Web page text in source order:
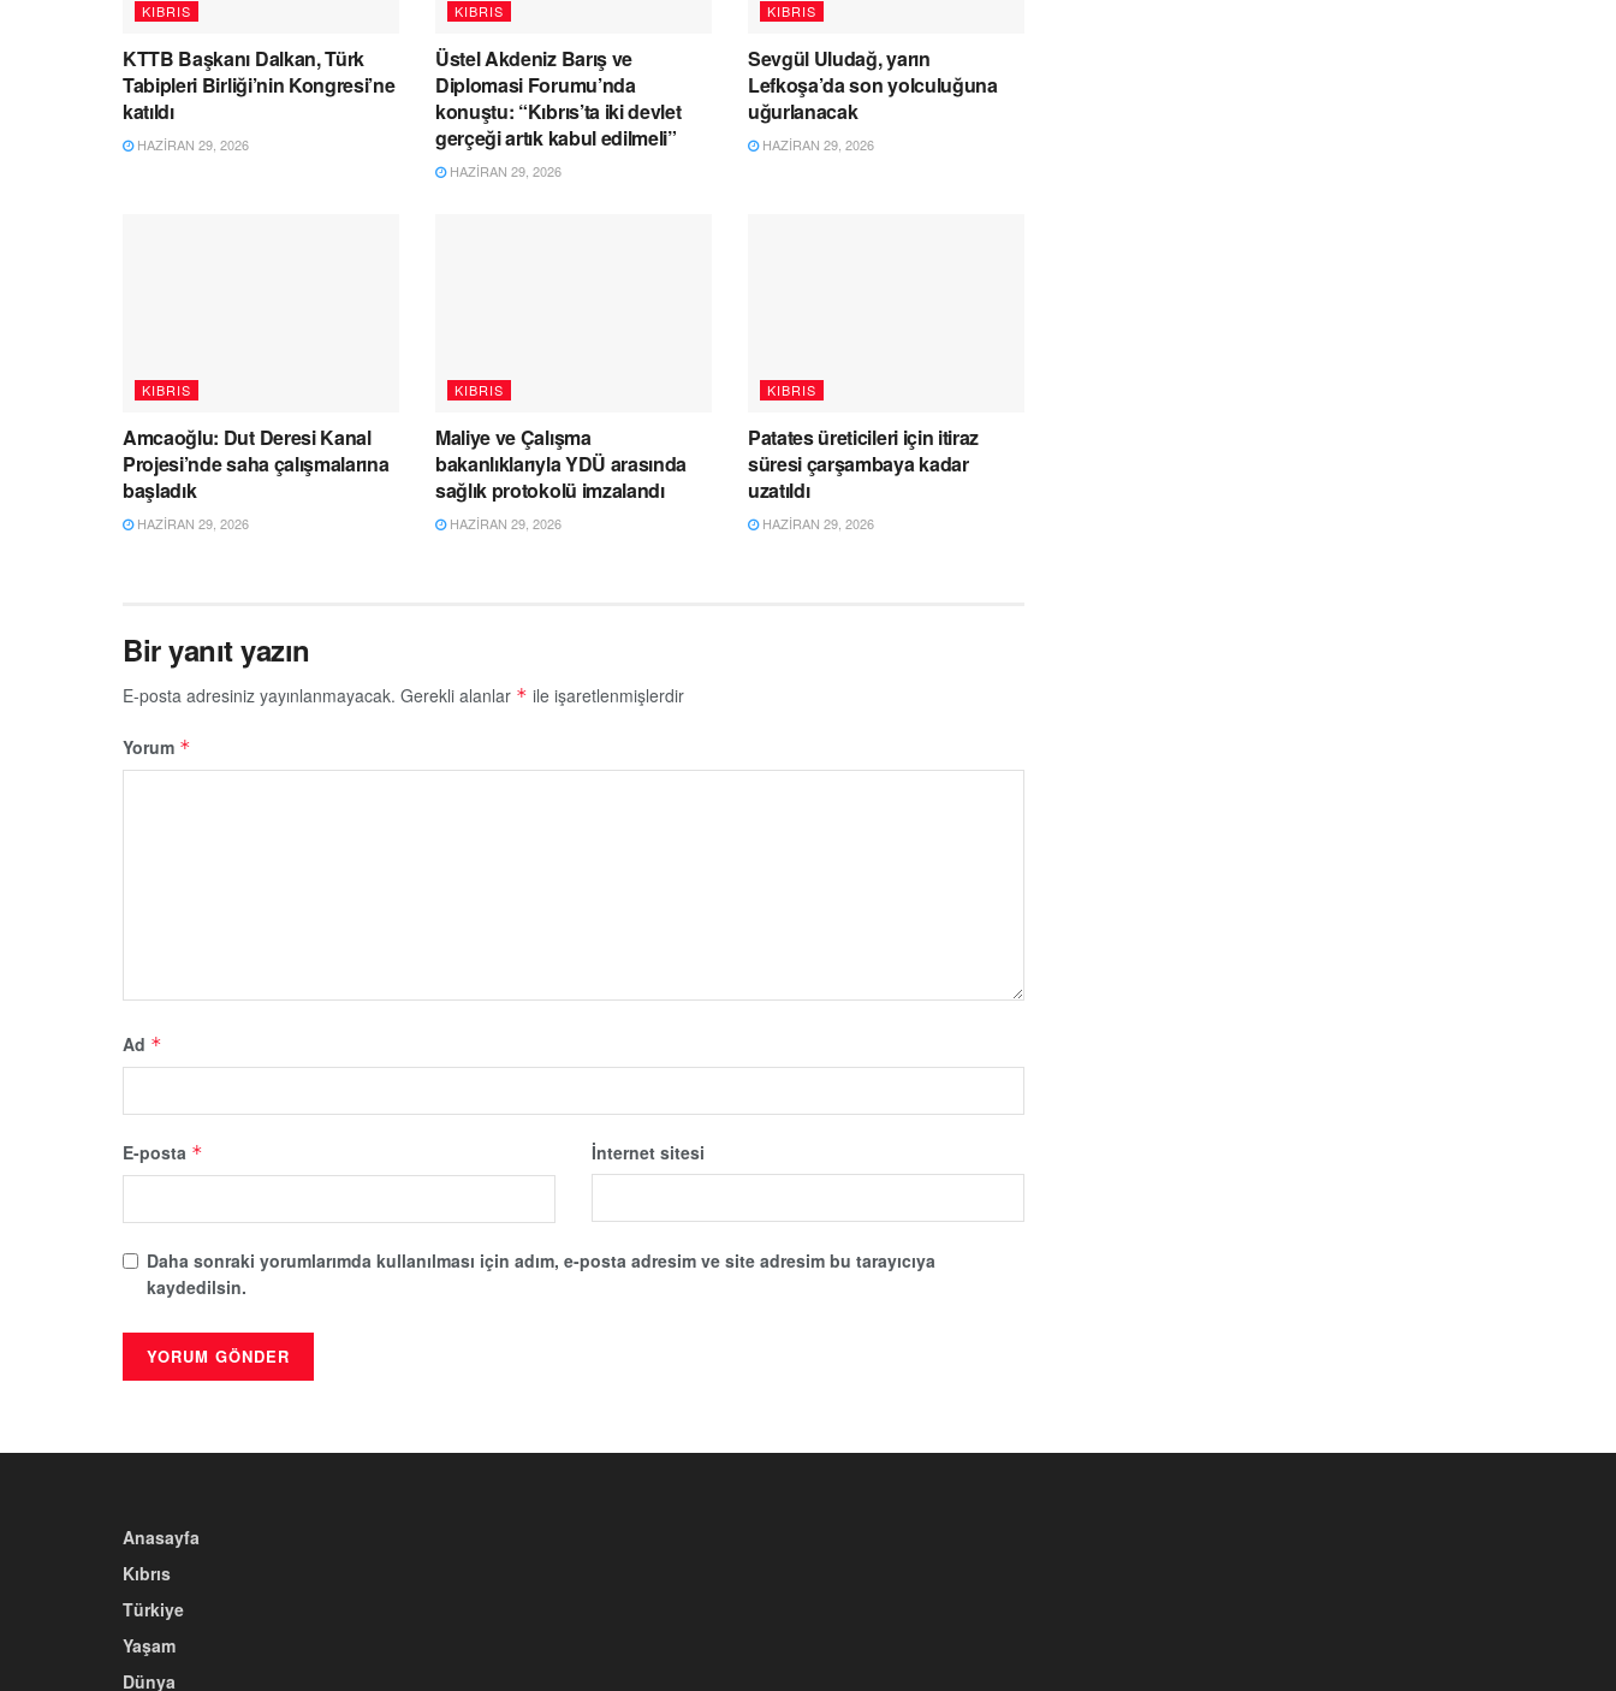
KIBRIS
KTTB Başkanı Dalkan, Türk
Tabipleri Birliği’nin Kongresi’ne
katıldı
HAZIRAN 29, 2026
KIBRIS
Üstel Akdeniz Barış ve
Diplomasi Forumu’nda
konuştu: “Kıbrıs’ta iki devlet
gerçeği artık kabul edilmeli”
HAZIRAN 29, 2026
KIBRIS
Sevgül Uludağ, yarın
Lefkoşa’da son yolculuğuna
uğurlanacak
HAZIRAN 29, 2026
KIBRIS
Amcaoğlu: Dut Deresi Kanal
Projesi’nde saha çalışmalarına
başladık
HAZIRAN 29, 2026
KIBRIS
Maliye ve Çalışma
bakanlıklarıyla YDÜ arasında
sağlık protokolü imzalandı
HAZIRAN 29, 2026
KIBRIS
Patates üreticileri için itiraz
süresi çarşambaya kadar
uzatıldı
HAZIRAN 29, 2026
Bir yanıt yazın
E-posta adresiniz yayınlanmayacak. Gerekli alanlar * ile işaretlenmişlerdir
Yorum *
Ad *
E-posta * İnternet sitesi
Daha sonraki yorumlarımda kullanılması için adım, e-posta adresim ve site adresim bu tarayıcıya
kaydedilsin.
Anasayfa
Kıbrıs
Türkiye
Yaşam
Dünya